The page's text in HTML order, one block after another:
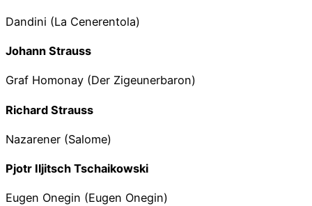
Dandini (La Cenerentola)
Johann Strauss
Graf Homonay (Der Zigeunerbaron)
Richard Strauss
Nazarener (Salome)
Pjotr Iljitsch Tschaikowski
Eugen Onegin (Eugen Onegin)